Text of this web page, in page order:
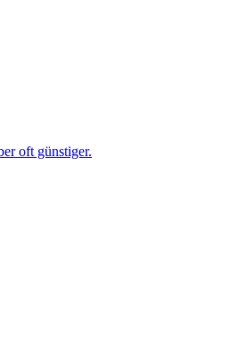
oft günstiger.